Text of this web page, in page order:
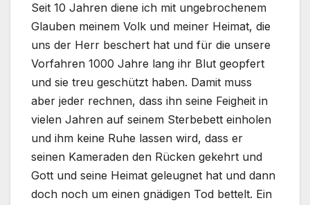
Seit 10 Jahren diene ich mit ungebrochenem
Glauben meinem Volk und meiner Heimat, die
uns der Herr beschert hat und für die unsere
Vorfahren 1000 Jahre lang ihr Blut geopfert
und sie treu geschützt haben. Damit muss
aber jeder rechnen, dass ihn seine Feigheit in
vielen Jahren auf seinem Sterbebett einholen
und ihm keine Ruhe lassen wird, dass er
seinen Kameraden den Rücken gekehrt und
Gott und seine Heimat geleugnet hat und dann
doch noch um einen gnädigen Tod bettelt. Ein